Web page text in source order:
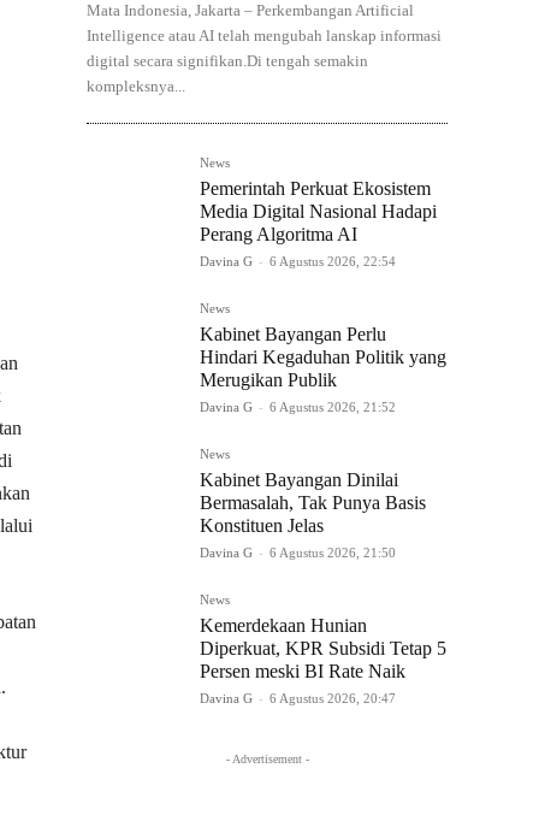
Mata Indonesia, Jakarta – Perkembangan Artificial
Intelligence atau AI telah mengubah lanskap informasi
digital secara signifikan.Di tengah semakin
kompleksnya...
News
Pemerintah Perkuat Ekosistem
Media Digital Nasional Hadapi
Perang Algoritma AI
Davina G - 6 Agustus 2026, 22:54
News
Kabinet Bayangan Perlu
Hindari Kegaduhan Politik yang
Merugikan Publik
Davina G - 6 Agustus 2026, 21:52
News
Kabinet Bayangan Dinilai
Bermasalah, Tak Punya Basis
Konstituen Jelas
Davina G - 6 Agustus 2026, 21:50
News
Kemerdekaan Hunian
Diperkuat, KPR Subsidi Tetap 5
Persen meski BI Rate Naik
Davina G - 6 Agustus 2026, 20:47
- Advertisement -